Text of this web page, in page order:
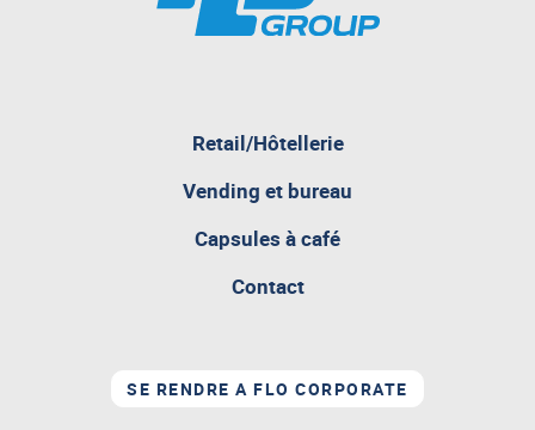
Retail/Hôtelleriepagina
aperta
Vending et bureau
Capsules à café
Contact
SE RENDRE A FLO CORPORATE